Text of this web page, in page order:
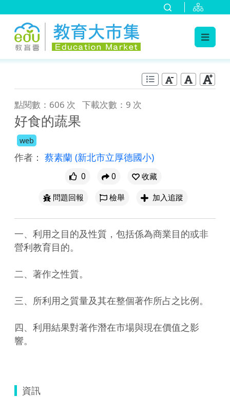
點閱數：606 次 下載次數：9 次
好食的蔬果
web
作者： 蔡素蘭 (新北市立厚德國小)
0 0
收藏
問題回報
檢舉 加入追蹤
一、利用之目的及性質，包括係為商業目的或非
營利教育目的。
二、著作之性質。
三、所利用之質量及其在整個著作所占之比例。
四、利用結果對著作潛在市場與現在價值之影
響。
資訊